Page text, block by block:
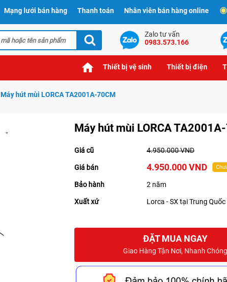
Mạng lưới bán hàng Thanh toán Nhân viên bán hàng online
Zalo tư vấn
0983.573.166
Thiết bị vệ sinh Thiết bị điện
Máy hút mùi LORCA TA2001A-70CM
Máy hút mùi LORCA
Giá cũ 4.950.000 VND
Giá bán 4.950.000 VND
Bảo hành 2 năm
Xuất xứ Lorca - SX tại Trung Quốc
ĐẶT MUA NGAY
Giao Hàng Tận Nơi, Nhanh Chóng